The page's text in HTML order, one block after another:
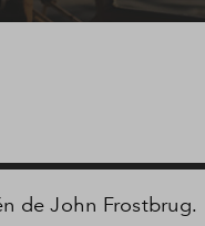
de John Frostbrug.